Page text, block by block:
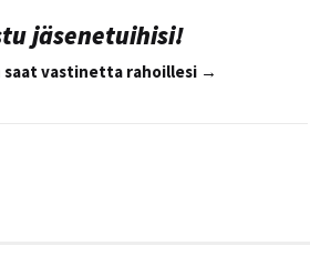
jäsenetuihisi!
saat vastinetta rahoillesi →